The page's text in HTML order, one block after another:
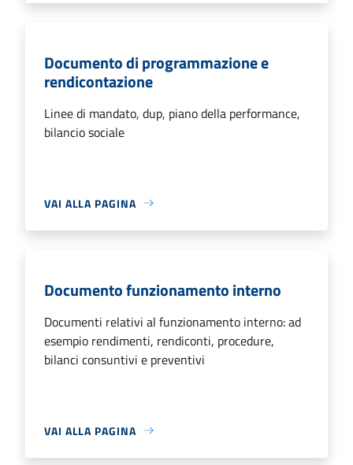
Documento di programmazione e
rendicontazione
Linee di mandato, dup, piano della performance,
bilancio sociale
VAI ALLA PAGINA
Documento funzionamento interno
Documenti relativi al funzionamento interno: ad
esempio rendimenti, rendiconti, procedure,
bilanci consuntivi e preventivi
VAI ALLA PAGINA